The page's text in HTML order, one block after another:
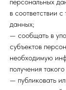
в соответствии
данных;
— сообщать в
субъектов
необходимую
получения
— публиковать